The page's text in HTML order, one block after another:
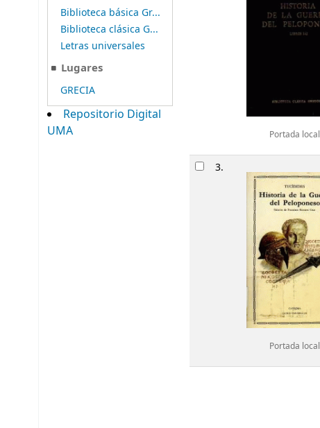
Biblioteca básica Gr...
Biblioteca clásica G...
Letras universales
Lugares
GRECIA
Repositorio Digital
UMA
Portada local
3.
Portada local